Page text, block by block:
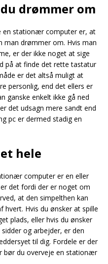
drømmer om
en stationær computer er, at
man drømmer om. Hvis man
er der ikke noget at sige
på at finde det rette tastatur
er det altså muligt at
personlig, end det ellers er
ganske enkelt ikke gå ned
det udsagn mere sandt end
pc er dermed stadig en
hele
computer er en eller
det fordi der er noget om
at den simpelthen kan
hvert. Hvis du ønsker at spille
plads, eller hvis du ønsker
og arbejder, er den
til dig. Fordele er der
bør du overveje en stationær